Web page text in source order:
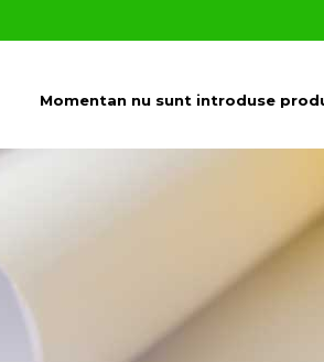
Momentan nu sunt introduse